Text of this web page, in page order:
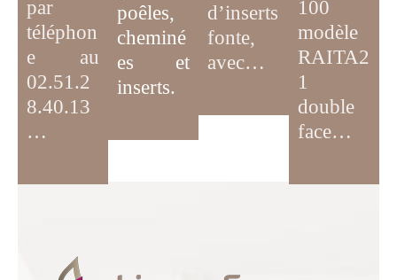
par
téléphon
e au
02.51.2
8.40.13
…
poêles,
cheminé
es et
inserts.
d’inserts
fonte,
avec…
100
modèle
RAITA2
1
double
face…